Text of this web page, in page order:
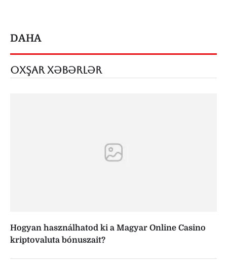
DAHA
OXŞAR XƏBƏRLƏR
Hogyan használhatod ki a Magyar Online Casino
kriptovaluta bónuszait?